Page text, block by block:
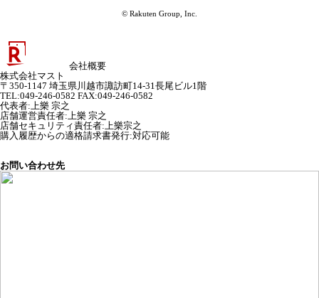
© Rakuten Group, Inc.
会社概要
株式会社マスト
〒350-1147 埼玉県川越市諏訪町14-31長尾ビル1階
TEL:049-246-0582 FAX:049-246-0582
代表者:上樂 宗之
店舗運営責任者:上樂 宗之
店舗セキュリティ責任者:上樂宗之
購入履歴からの適格請求書発行:対応可能
お問い合わせ先